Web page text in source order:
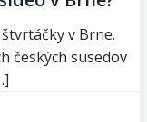
v Brne.
českých susedov